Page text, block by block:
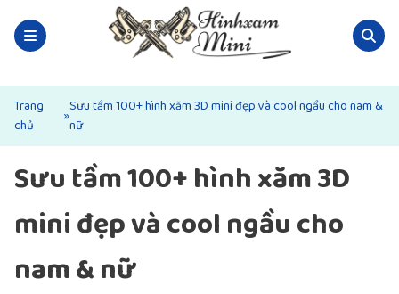
Trang
chủ
»Sưu tầm 100+ hình xăm 3D mini đẹp và cool ngầu cho nam &
nữ
Sưu tầm 100+ hình xăm 3D
mini đẹp và cool ngầu cho
nam & nữ